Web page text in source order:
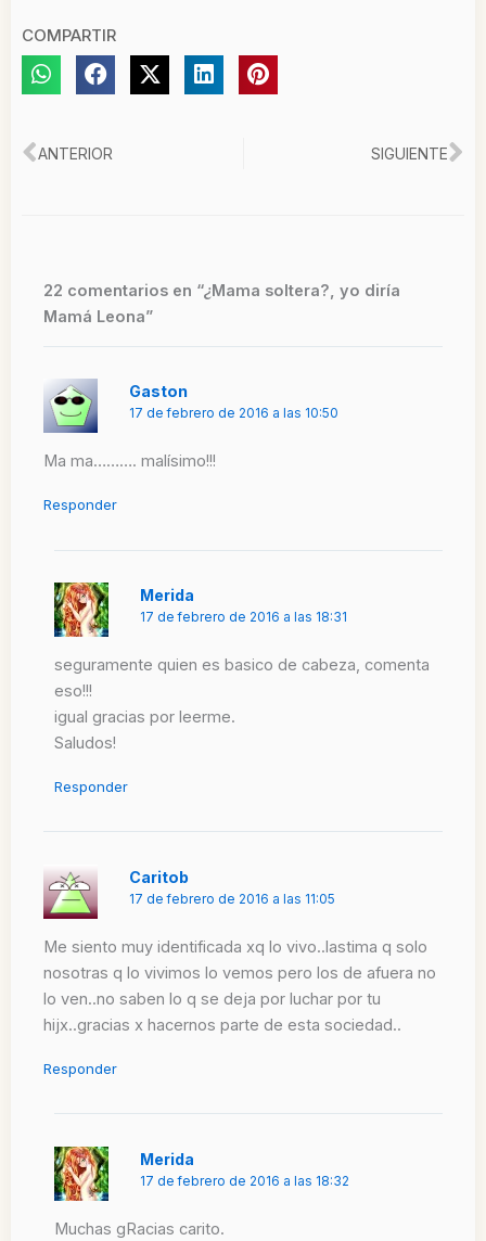
COMPARTIR
Ant
ANTERIOR SIGUIENTE
22 comentarios en “¿Mama soltera?, yo diría
Mamá Leona”
Gaston
17 de febrero de 2016 a las 10:50
Ma ma………. malísimo!!!
Responder
Merida
17 de febrero de 2016 a las 18:31
seguramente quien es basico de cabeza, comenta
eso!!!
igual gracias por leerme.
Saludos!
Responder
Caritob
17 de febrero de 2016 a las 11:05
Me siento muy identificada xq lo vivo..lastima q solo
nosotras q lo vivimos lo vemos pero los de afuera no
lo ven..no saben lo q se deja por luchar por tu
hijx..gracias x hacernos parte de esta sociedad..
Responder
Merida
17 de febrero de 2016 a las 18:32
Muchas gRacias carito.